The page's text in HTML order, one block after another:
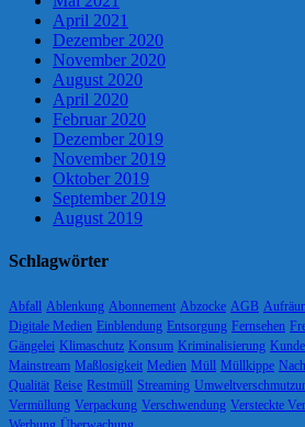
April 2021
Dezember 2020
November 2020
August 2020
April 2020
Februar 2020
Dezember 2019
November 2019
Oktober 2019
September 2019
August 2019
Schlagwörter
Abfall Ablenkung Abonnement Abzocke AGB
Digitale Medien Einblendung Entsorgung Fernsehen
Gängelei Klimaschutz Konsum Kriminalisierung
Mainstream Maßlosigkeit Medien Müll Müllkippe
Qualität Reise Restmüll Streaming
Vermüllung Verpackung Verschwendung Versteckte